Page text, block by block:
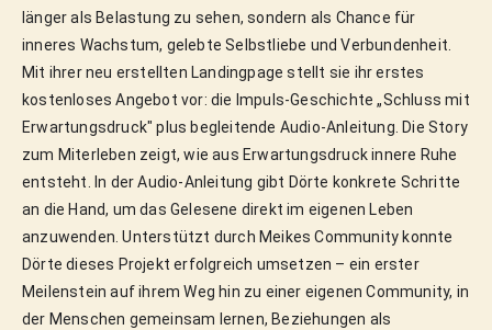
länger als Belastung zu sehen, sondern als Chance für
inneres Wachstum, gelebte Selbstliebe und Verbundenheit.
Mit ihrer neu erstellten Landingpage stellt sie ihr erstes
kostenloses Angebot vor: die Impuls-Geschichte „Schluss mit
Erwartungsdruck" plus begleitende Audio-Anleitung. Die Story
zum Miterleben zeigt, wie aus Erwartungsdruck innere Ruhe
entsteht. In der Audio-Anleitung gibt Dörte konkrete Schritte
an die Hand, um das Gelesene direkt im eigenen Leben
anzuwenden. Unterstützt durch Meikes Community konnte
Dörte dieses Projekt erfolgreich umsetzen – ein erster
Meilenstein auf ihrem Weg hin zu einer eigenen Community, in
der Menschen gemeinsam lernen, Beziehungen als